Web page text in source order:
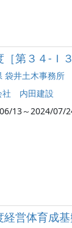
第３４‐Ｉ
袋井土木事務所
社 内田建設
13～2024/07/
経営体育成